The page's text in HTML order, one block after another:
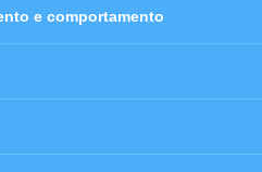
e comportamento